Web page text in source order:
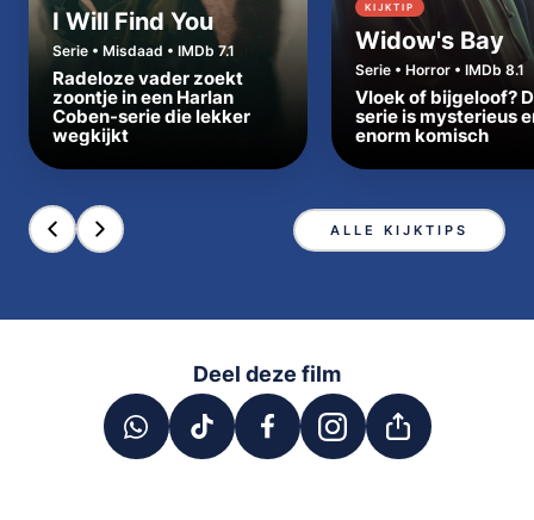
I Will Find You
Serie • Misdaad • IMDb 7.1
Radeloze vader zoekt
zoontje in een Harlan
Coben-serie die lekker
wegkijkt
KIJKTIP
Widow's Bay
Serie • Horror • IMDb 8.1
Vloek of bijgeloof?
serie is mysterieus
enorm komisch
ALLE KIJKTIPS
Deel deze film